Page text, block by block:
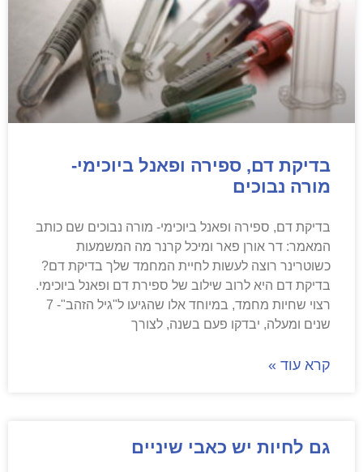
בדיקת דם, ספירה ופאנל ביוכימי-
מורה נבוכים
בדיקת דם, ספירה ופאנל ביוכימי- מורה נבוכים שם כותב
המאמר: דר אורן פאר ומיכל קרנר מה המשמעות
כשוטרינר רוצה לעשות לחיית המחמד שלך בדיקת דם?
בדיקת דם היא לרוב שילוב של ספירת דם ופאנל ביוכימי.
רצוי שחיות מחמד, במיוחד אלו שהגיעו ל"גיל הזהב"- 7
שנים ומעלה, יבדקו פעם בשנה, לצורך
קרא עוד »
גם לחיות יש כאבי שיניים